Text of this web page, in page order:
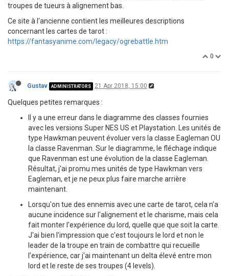
troupes de tueurs à alignement bas.
Ce site à l'ancienne contient les meilleures descriptions
concernant les cartes de tarot :
https://fantasyanime.com/legacy/ogrebattle.htm
0
Gustav ADMINISTRATORS 21 Apr 2018, 15:00
Quelques petites remarques :
Il y a une erreur dans le diagramme des classes fournies
avec les versions Super NES US et Playstation. Les unités de
type Hawkman peuvent évoluer vers la classe Eagleman OU
la classe Ravenman. Sur le diagramme, le fléchage indique
que Ravenman est une évolution de la classe Eagleman.
Résultat, j'ai promu mes unités de type Hawkman vers
Eagleman, et je ne peux plus faire marche arrière
maintenant.
Lorsqu'on tue des ennemis avec une carte de tarot, cela n'a
aucune incidence sur l'alignement et le charisme, mais cela
fait monter l'expérience du lord, quelle que que soit la carte.
J'ai bien l'impression que c'est toujours le lord et non le
leader de la troupe en train de combattre qui recueille
l'expérience, car j'ai maintenant un delta élevé entre mon
lord et le reste de ses troupes (4 levels).